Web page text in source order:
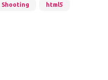
Shooting html5